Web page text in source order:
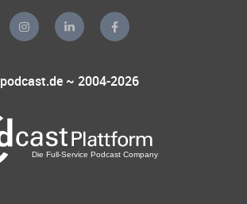
podcast.de ~ 2004-2026